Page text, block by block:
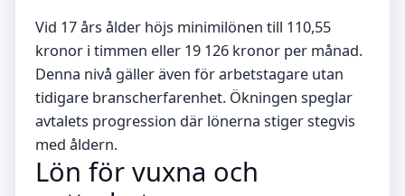
Vid 17 års ålder höjs minimilönen till 110,55
kronor i timmen eller 19 126 kronor per månad.
Denna nivå gäller även för arbetstagare utan
tidigare branscherfarenhet. Ökningen speglar
avtalets progression där lönerna stiger stegvis
med åldern.
Lön för vuxna och